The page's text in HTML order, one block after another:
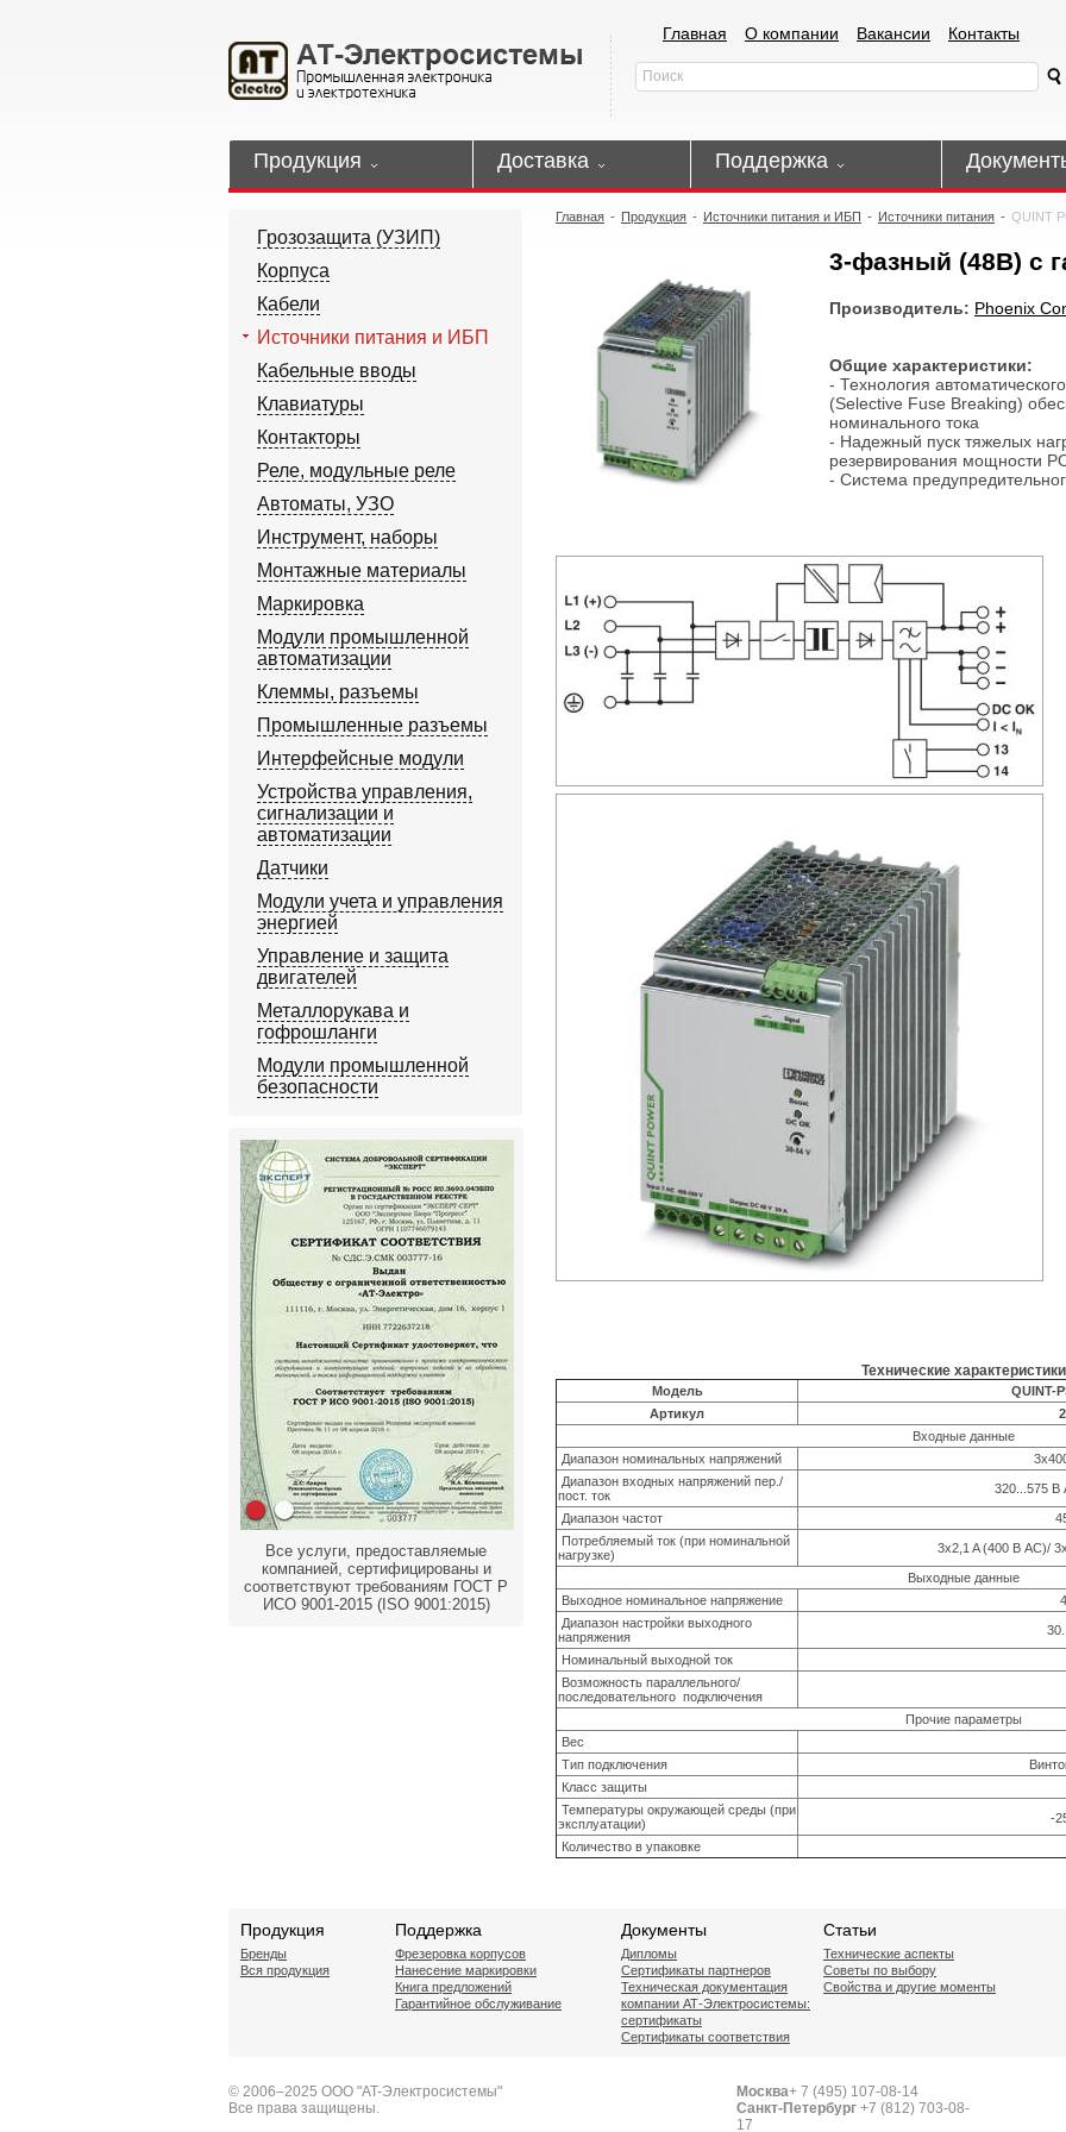
Главная О компании Вакансии Контакты
Продукция Доставка Поддержка
Грозозащита (УЗИП)
Корпуса
Кабели
Источники питания и ИБП
Кабельные вводы
Клавиатуры
Контакторы
Реле, модульные реле
Автоматы, УЗО
Инструмент, наборы
Монтажные материалы
Маркировка
Модули промышленной
автоматизации
Клеммы, разъемы
Промышленные разъемы
Интерфейсные модули
Устройства управления,
сигнализации и
автоматизации
Датчики
Модули учета и управления
энергией
Управление и защита
двигателей
Металлорукава и
гофрошланги
Модули промышленной
безопасности
Все услуги, предоставляемые
компанией, сертифицированы и
соответствуют требованиям ГОСТ Р
ИСО 9001-2015 (ISO 9001:2015)
Главная - Продукция - Источники питания и ИБП - Источники питания - QUINT
3-фазный (48В) с
Производитель: Phoenix
Общие характеристики:
- Технология
(Selective Fuse Breaking)
номинального тока
- Надежный пуск тяжелых
резервирования мощности
- Система
Технические характеристики
Модель
QUINT-
Артикул
Входные данные
Диапазон номинальных напряжений
Диапазон входных напряжений пер./
пост. ток
320...575 В
Диапазон частот
Потребляемый ток (при номинальной
нагрузке)
3x2,1 A (400 В АС)/
Выходные данные
Выходное номинальное напряжение
Диапазон настройки выходного
напряжения
Номинальный выходной ток
Возможность параллельного/
последовательного подключения
Прочие параметры
Вес
Тип подключения
Класс защиты
Температуры окружающей среды (при
эксплуатации)
-
Количество в упаковке
Продукция
Бренды
Вся продукция
Поддержка
Фрезеровка корпусов
Нанесение маркировки
Книга предложений
Гарантийное обслуживание
Документы
Дипломы
Сертификаты партнеров
Техническая документация
компании АТ-Электросистемы:
сертификаты
Сертификаты соответствия
Статьи
Технические аспекты
Советы по выбору
Свойства и другие моменты
© 2006–2025 ООО "AT-Электросистемы"
Все права защищены.
Москва+ 7 (495) 107-08-14
Санкт-Петербург +7 (812) 703-08-
17